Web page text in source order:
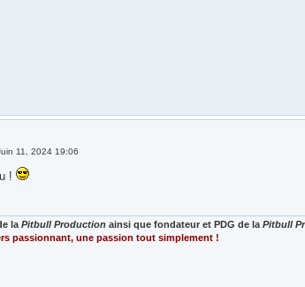
11, 2024 19:06
!
la Pitbull Productionainsi que fondateur et PDG de la Pitbull
passionnant, une passion tout simplement !